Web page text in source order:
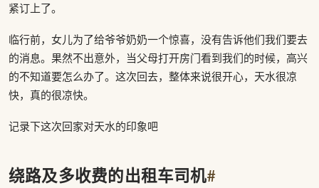
紧订上了。
临行前，女儿为了给爷爷奶奶一个惊喜，没有告诉他们我们要去
的消息。果然不出意外，当父母打开房门看到我们的时候，高兴
的不知道要怎么办了。这次回去，整体来说很开心，天水很凉
快，真的很凉快。
记录下这次回家对天水的印象吧
绕路及多收费的出租车司机#